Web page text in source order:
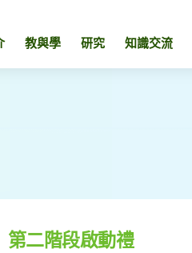
教與學 研究 知識交流
第二階段啟動禮